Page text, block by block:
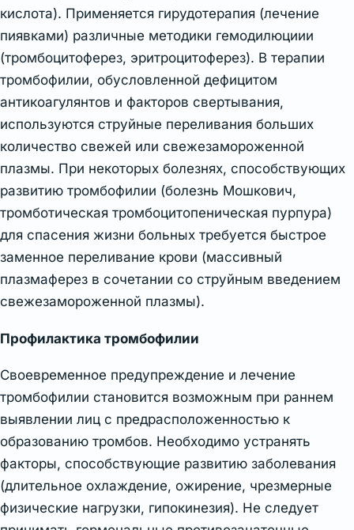
кислота). Применяется гирудотерапия (лечение
пиявками) различные методики гемодилюциии
(тромбоцитоферез, эритроцитоферез). В терапии
тромбофилии, обусловленной дефицитом
антикоагулянтов и факторов свертывания,
используются струйные переливания больших
количество свежей или свежезамороженной
плазмы. При некоторых болезнях, способствующих
развитию тромбофилии (болезнь Мошкович,
тромботическая тромбоцитопеническая пурпура)
для спасения жизни больных требуется быстрое
заменное переливание крови (массивный
плазмаферез в сочетании со струйным введением
свежезамороженной плазмы).
Профилактика тромбофилии
Своевременное предупреждение и лечение
тромбофилии становится возможным при раннем
выявлении лиц с предрасположенностью к
образованию тромбов. Необходимо устранять
факторы, способствующие развитию заболевания
(длительное охлаждение, ожирение, чрезмерные
физические нагрузки, гипокинезия). Не следует